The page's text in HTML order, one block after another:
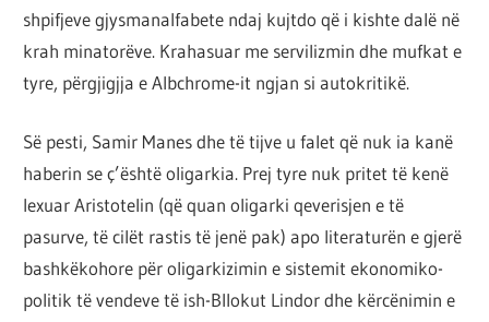
shpifjeve gjysmanalfabete ndaj kujtdo që i kishte dalë në
krah minatorëve. Krahasuar me servilizmin dhe mufkat e
tyre, përgjigjja e Albchrome-it ngjan si autokritikë.
Së pesti, Samir Manes dhe të tijve u falet që nuk ia kanë
haberin se ç’është oligarkia. Prej tyre nuk pritet të kenë
lexuar Aristotelin (që quan oligarki qeverisjen e të
pasurve, të cilët rastis të jenë pak) apo literaturën e gjerë
bashkëkohore për oligarkizimin e sistemit ekonomiko-
politik të vendeve të ish-Bllokut Lindor dhe kërcënimin e